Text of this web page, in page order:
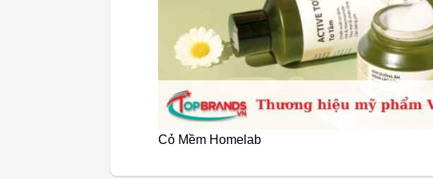
Cỏ Mềm Homelab